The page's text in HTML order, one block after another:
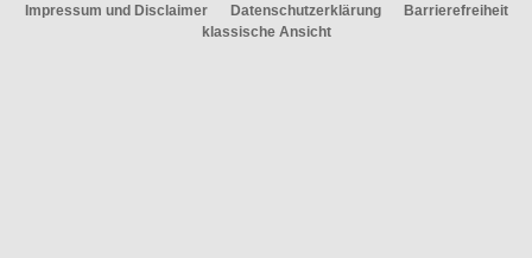
Impressum und Disclaimer Datenschutzerklärung
Barrierefreiheit
klassische Ansicht